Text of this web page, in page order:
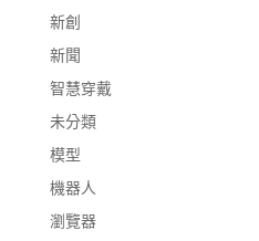
新創
新聞
智慧穿戴
未分類
模型
機器人
瀏覽器